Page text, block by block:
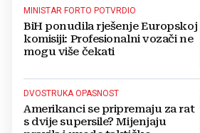
MINISTAR FORTO POTVRDIO
BiH ponudila rješenje Europskoj
komisiji: Profesionalni vozači ne
mogu više čekati
DVOSTRUKA OPASNOST
Amerikanci se pripremaju za rat
s dvije supersile? Mijenjaju